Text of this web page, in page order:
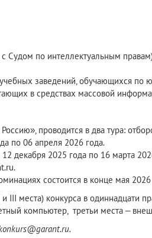
Судом по интеллектуальным
заведений, обучающихся
в средствах массовой
проводится в два тура:
по 06 апреля 2026 года.
декабря 2025 года по 16 марта
состоится в конце мая 2026
III места) конкурса в одиннадцати
компьютер, третьи места –